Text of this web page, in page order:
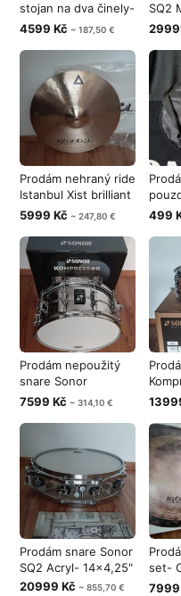
stojan na dva činely-
Sonor
4599 Kč ~ 187,50 €
SQ2
Prodám nehraný ride
Istanbul Xist brilliant
2
5999 Kč ~ 247,80 €
20"-
499
Prodám nepoužitý
snare Sonor
Kompressor steel
7599 Kč ~ 314,10 €
Prodám snare Sonor
SQ2 Acryl- 14x4,25"
20999 Kč ~ 855,70 €
set-
7999